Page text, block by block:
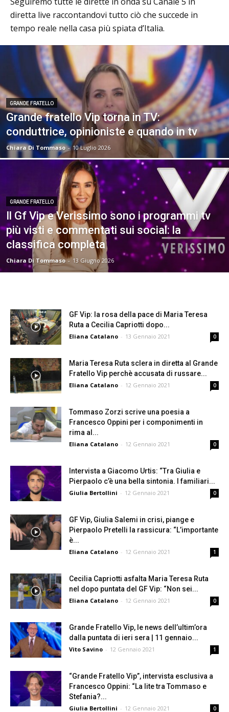
diretta live raccontandovi tutto ciò che succede in
tempo reale nella casa più spiata d’Italia.
GRANDE FRATELLO
Grande fratello Vip torna in TV:
conduttrice, opinioniste e quando in tv
Chiara Di Tommaso - 10 Luglio 2026
GRANDE FRATELLO
Il Gf Vip e Verissimo sono i programmi tv
più visti e commentati sui social: la
classifica completa
Chiara Di Tommaso - 13 Giugno 2026
GF Vip: la rosa della pace di Maria Teresa
Ruta a Cecilia Capriotti dopo...
Eliana Catalano - 13 Gennaio 2021 0
Maria Teresa Ruta sclera in diretta al Grande
Fratello Vip perchè accusata di russare...
Eliana Catalano - 12 Gennaio 2021 0
Tommaso Zorzi scrive una poesia a
Francesco Oppini per i componimenti in
rima al...
Eliana Catalano - 12 Gennaio 2021 0
Intervista a Giacomo Urtis: “Tra Giulia e
Pierpaolo c’è una bella sintonia. I familiari...
Giulia Bertollini - 12 Gennaio 2021 0
GF Vip, Giulia Salemi in crisi, piange e
Pierpaolo Pretelli la rassicura: “L’importante
è...
Eliana Catalano - 12 Gennaio 2021 1
Cecilia Capriotti asfalta Maria Teresa Ruta
nel dopo puntata del GF Vip: “Non sei...
Eliana Catalano - 12 Gennaio 2021 0
Grande Fratello Vip, le news dell’ultim’ora
dalla puntata di ieri sera | 11 gennaio...
Vito Savino - 12 Gennaio 2021 1
“Grande Fratello Vip”, intervista esclusiva a
Francesco Oppini: “La lite tra Tommaso e
Stefania?...
Giulia Bertollini - 12 Gennaio 2021 0